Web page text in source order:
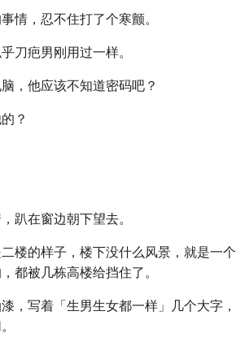
情，忍不住打了个寒颤。
刀疤男刚用过一样。
，他应该不知道密码吧？
？
趴在窗边朝下望去。
楼的样子，楼下没什么风景，就是一个
都被几栋高楼给挡住了。
，写着「生男生女都一样」几个大字，